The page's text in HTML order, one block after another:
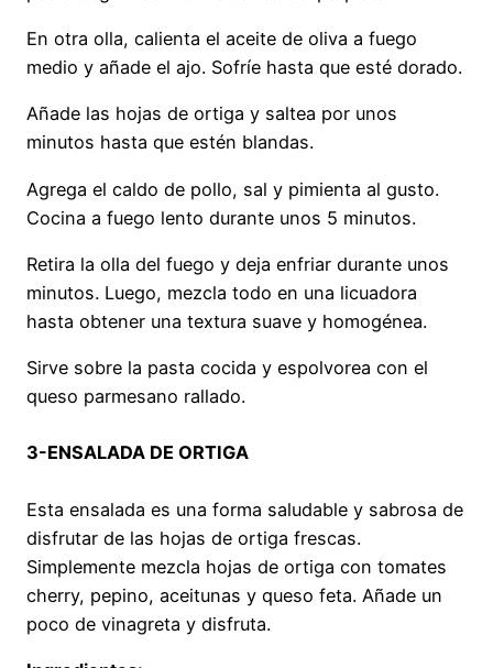
En otra olla, calienta el aceite de oliva a fuego
medio y añade el ajo. Sofríe hasta que esté dorado.
Añade las hojas de ortiga y saltea por unos
minutos hasta que estén blandas.
Agrega el caldo de pollo, sal y pimienta al gusto.
Cocina a fuego lento durante unos 5 minutos.
Retira la olla del fuego y deja enfriar durante unos
minutos. Luego, mezcla todo en una licuadora
hasta obtener una textura suave y homogénea.
Sirve sobre la pasta cocida y espolvorea con el
queso parmesano rallado.
3-ENSALADA DE ORTIGA
Esta ensalada es una forma saludable y sabrosa de
disfrutar de las hojas de ortiga frescas.
Simplemente mezcla hojas de ortiga con tomates
cherry, pepino, aceitunas y queso feta. Añade un
poco de vinagreta y disfruta.